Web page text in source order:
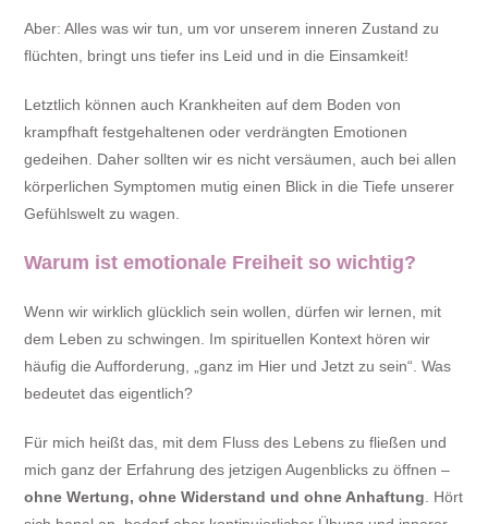
Aber: Alles was wir tun, um vor unserem inneren Zustand zu
flüchten, bringt uns tiefer ins Leid und in die Einsamkeit!
Letztlich können auch Krankheiten auf dem Boden von
krampfhaft festgehaltenen oder verdrängten Emotionen
gedeihen. Daher sollten wir es nicht versäumen, auch bei allen
körperlichen Symptomen mutig einen Blick in die Tiefe unserer
Gefühlswelt zu wagen.
Warum ist emotionale Freiheit so wichtig?
Wenn wir wirklich glücklich sein wollen, dürfen wir lernen, mit
dem Leben zu schwingen. Im spirituellen Kontext hören wir
häufig die Aufforderung, „ganz im Hier und Jetzt zu sein“. Was
bedeutet das eigentlich?
Für mich heißt das, mit dem Fluss des Lebens zu fließen und
mich ganz der Erfahrung des jetzigen Augenblicks zu öffnen –
ohne Wertung, ohne Widerstand und ohne Anhaftung . Hört